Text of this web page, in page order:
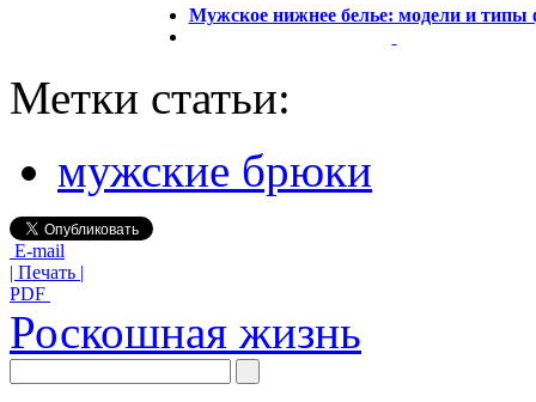
Мужское нижнее белье: модели и типы
Метки статьи:
мужские брюки
E-mail
| Печать |
PDF
Роскошная жизнь